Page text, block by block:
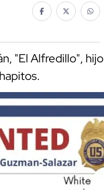
"El Alfredillo", hijo